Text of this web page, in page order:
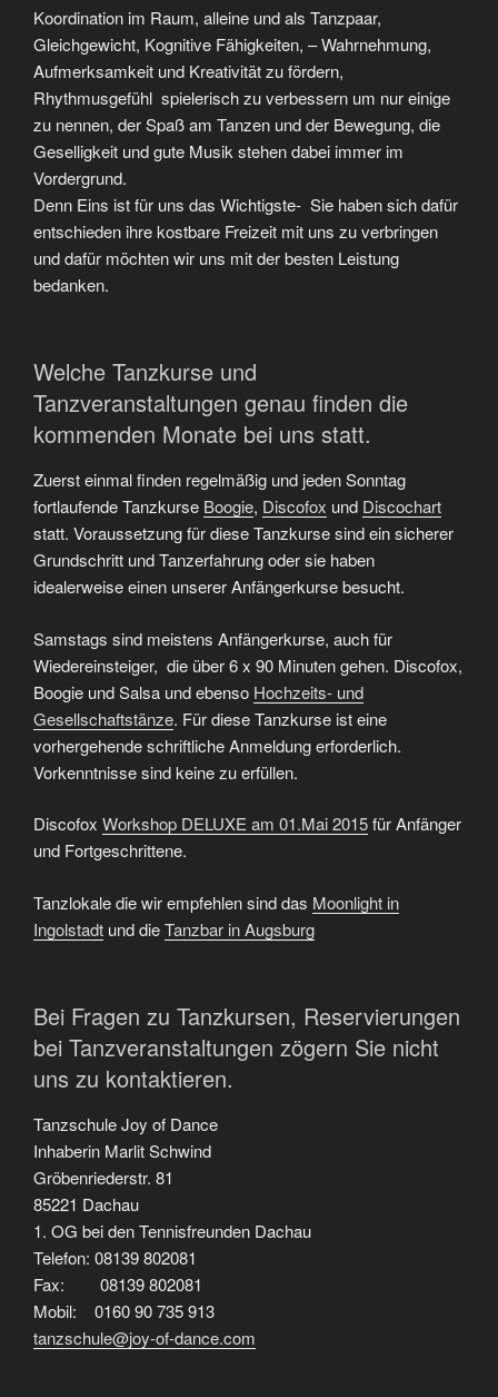
Koordination im Raum, alleine und als Tanzpaar,
Gleichgewicht, Kognitive Fähigkeiten, – Wahrnehmung,
Aufmerksamkeit und Kreativität zu fördern,
Rhythmusgefühl spielerisch zu verbessern um nur einige
zu nennen, der Spaß am Tanzen und der Bewegung, die
Geselligkeit und gute Musik stehen dabei immer im
Vordergrund.
Denn Eins ist für uns das Wichtigste- Sie haben sich dafür
entschieden ihre kostbare Freizeit mit uns zu verbringen
und dafür möchten wir uns mit der besten Leistung
bedanken.
Welche Tanzkurse und
Tanzveranstaltungen genau finden die
kommenden Monate bei uns statt.
Zuerst einmal finden regelmäßig und jeden Sonntag
fortlaufende Tanzkurse Boogie, Discofox und Discochart
statt. Voraussetzung für diese Tanzkurse sind ein sicherer
Grundschritt und Tanzerfahrung oder sie haben
idealerweise einen unserer Anfängerkurse besucht.
Samstags sind meistens Anfängerkurse, auch für
Wiedereinsteiger, die über 6 x 90 Minuten gehen. Discofox,
Boogie und Salsa und ebenso Hochzeits- und
Gesellschaftstänze. Für diese Tanzkurse ist eine
vorhergehende schriftliche Anmeldung erforderlich.
Vorkenntnisse sind keine zu erfüllen.
Discofox Workshop DELUXE am 01.Mai 2015für Anfänger
und Fortgeschrittene.
Tanzlokale die wir empfehlen sind das Moonlight in
Ingolstadt und dieTanzbar in Augsburg
Bei Fragen zu Tanzkursen, Reservierungen
bei Tanzveranstaltungen zögern Sie nicht
uns zu kontaktieren.
Tanzschule Joy of Dance
Inhaberin Marlit Schwind
Gröbenriederstr. 81
85221 Dachau
1. OG bei den Tennisfreunden Dachau
Telefon: 08139 802081
Fax: 08139 802081
Mobil: 0160 90 735 913
tanzschule@joy-of-dance.com